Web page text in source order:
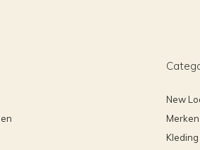
New
Merken
Kleding